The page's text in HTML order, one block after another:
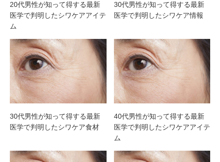
20代男性が知って得する最新
医学で判明したシワケアアイテ
ム
30代男性が知って得する最新
医学で判明したシワケア情報
30代男性が知って得する最新
医学で判明したシワケア食材
40代男性が知って得する最新
医学で判明したシワケアアイテ
ム